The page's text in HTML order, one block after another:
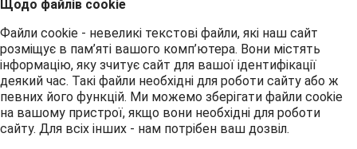
Щодо файлів cookie
Файли cookie - невеликі текстові файли, які наш сайт
розміщує в пам’яті вашого комп’ютера. Вони містять
інформацію, яку зчитує сайт для вашої ідентифікації
деякий час. Такі файли необхідні для роботи сайту або ж
певних його функцій. Ми можемо зберігати файли cookie
на вашому пристрої, якщо вони необхідні для роботи
сайту. Для всіх інших - нам потрібен ваш дозвіл.